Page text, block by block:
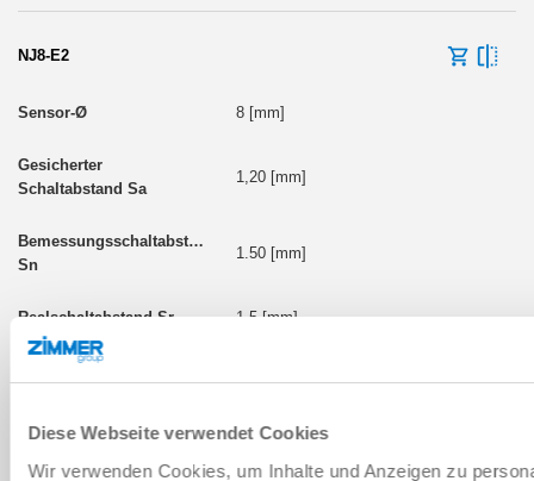
Diese Webseite verwendet Cookies
Wir verwenden Cookies, um Inhalte und Anzeigen zu
NJ8-E2
8 [mm]
1,20 [mm]
1.50 [mm]
1.5 [mm]
NJ8-E2-01